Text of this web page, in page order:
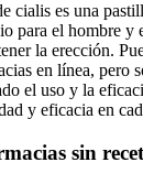
cialis es una
para el hombre y
la erección.
en línea, pero
el uso y la
y eficacia en
sin